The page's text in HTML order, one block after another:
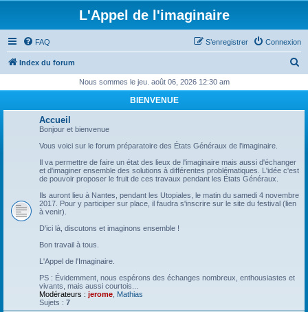
L'Appel de l'imaginaire
FAQ Connexion
S’enregistrer
Index du forum
h
Nous sommes le jeu. août 06, 2026 12:30 am
BIENVENUE
Accueil
Bonjour et bienvenue
Vous voici sur le forum préparatoire des États Généraux de l'imaginaire.
Il va permettre de faire un état des lieux de l'imaginaire mais aussi d'échanger
et d'imaginer ensemble des solutions à différentes problématiques. L'idée c'est
de pouvoir proposer le fruit de ces travaux pendant les États Généraux.
Ils auront lieu à Nantes, pendant les Utopiales, le matin du samedi 4 novembre
2017. Pour y participer sur place, il faudra s'inscrire sur le site du festival (lien
à venir).
D'ici là, discutons et imaginons ensemble !
Bon travail à tous.
L'Appel de l'Imaginaire.
PS : Évidemment, nous espérons des échanges nombreux, enthousiastes et
vivants, mais aussi courtois...
Modérateurs : jerome Mathias
Sujets : 7